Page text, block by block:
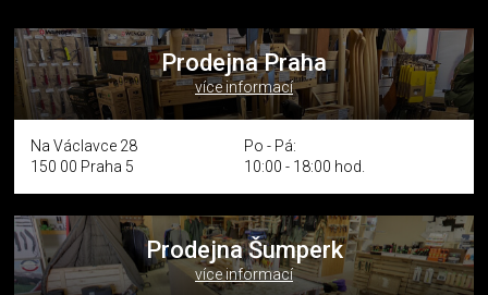
Prodejna Praha
více informací
Na Václavce 28
150 00 Praha 5
Po - Pá:
10:00 - 18:00 hod.
Prodejna Šumperk
více informací